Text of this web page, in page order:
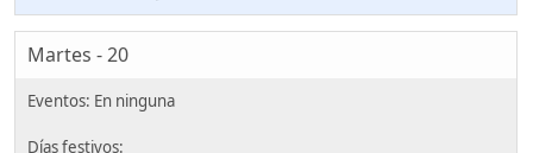
Martes - 20